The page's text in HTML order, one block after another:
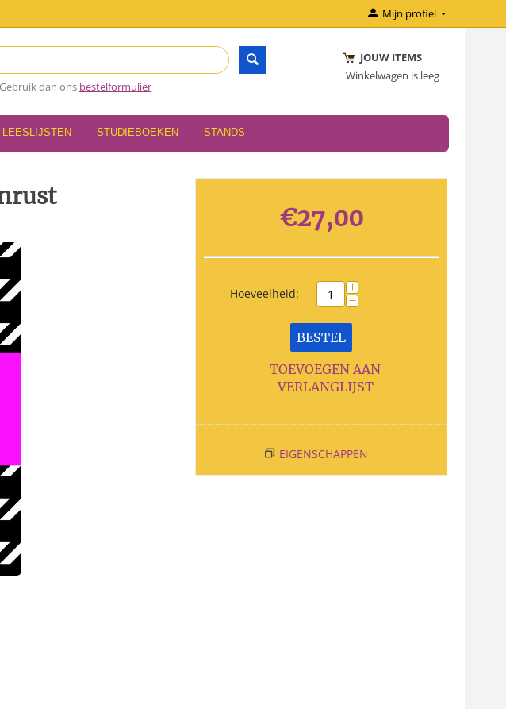
Mijn profiel
dan ons bestelformulier
JOUW ITEMS
Winkelwagen is leeg
LEESLIJSTEN STUDIEBOEKEN STANDS
€27,00
Hoeveelheid: +
−
BESTEL
TOEVOEGEN AAN
VERLANGLIJST
EIGENSCHAPPEN